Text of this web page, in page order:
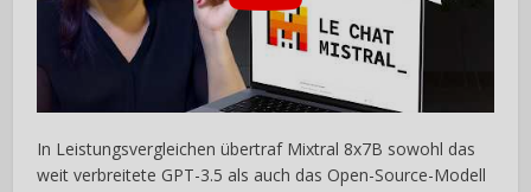
In Leistungsvergleichen übertraf Mixtral 8x7B sowohl das
weit verbreitete GPT-3.5 als auch das Open-Source-Modell